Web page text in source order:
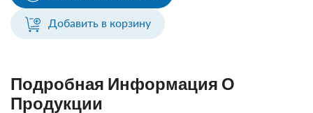
Добавить в корзину
Подробная Информация О
Продукции